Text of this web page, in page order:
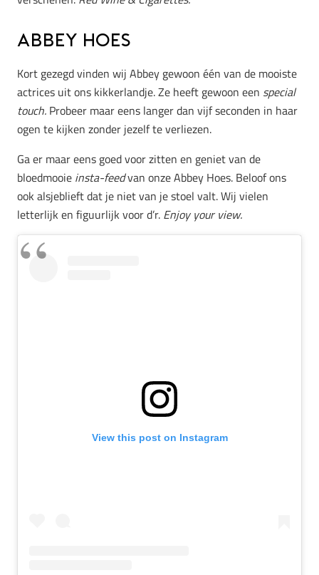
Abbey Hoes
Kort gezegd vinden wij Abbey gewoon één van de mooiste
actrices uit ons kikkerlandje. Ze heeft gewoon een special
touch. Probeer maar eens langer dan vijf seconden in haar
ogen te kijken zonder jezelf te verliezen.
Ga er maar eens goed voor zitten en geniet van de
bloedmooie insta-feedvan onze Abbey Hoes. Beloof ons
ook alsjeblieft dat je niet van je stoel valt. Wij vielen
letterlijk en figuurlijk voor d’r. Enjoy your view.
View this post on Instagram